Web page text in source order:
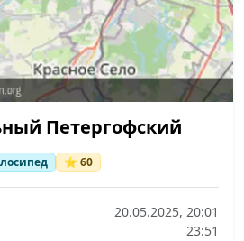
Петергофский
⭐ 60
20.05.2025, 20:01
23:51